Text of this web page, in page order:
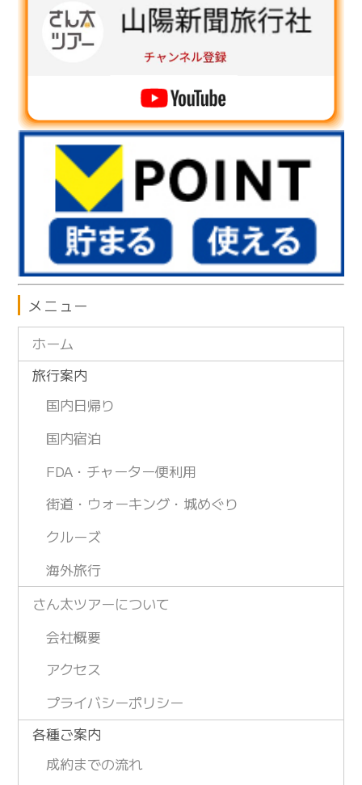
メニュー
ホーム
旅行案内
国内日帰り
国内宿泊
FDA・チャーター便利用
街道・ウォーキング・城めぐり
クルーズ
海外旅行
さん太ツアーについて
会社概要
アクセス
プライバシーポリシー
各種ご案内
成約までの流れ